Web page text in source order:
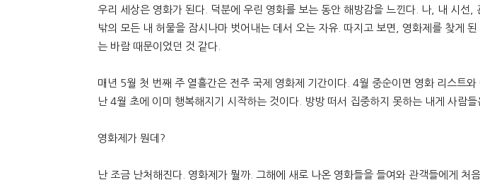
우리 세상은 영화가 된다. 덕분에 우린 영화를 보는 동안 해방감을 느낀다. 나, 내 시선,
밖의 모든 내 허물을 잠시나마 벗어내는 데서 오는 자유. 따지고 보면, 영화제를 찾게
는 바람 때문이었던 것 같다.
매년 5월 첫 번째 주 열흘간은 전주 국제 영화제 기간이다. 4월 중순이면 영화 리스트와
난 4월 초에 이미 행복해지기 시작하는 것이다. 방방 떠서 집중하지 못하는 내게 사람들
영화제가 뭔데?
난 조금 난처해진다. 영화제가 뭘까. 그해에 새로 나온 영화들을 들여와 관객들에게 처